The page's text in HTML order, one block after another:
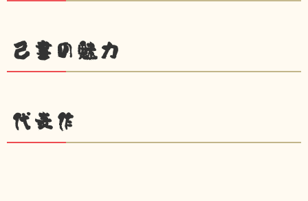
己書の魅力
代表作